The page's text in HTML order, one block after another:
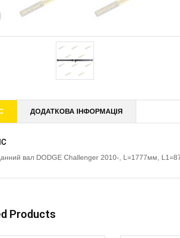
ДОДАТКОВА ІНФОРМАЦІЯ
вал DODGE Challenger 2010-, L=1777мм,
Products